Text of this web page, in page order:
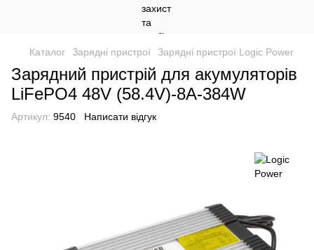
Каталог Зарядні пристрої Зарядні пристрої Logic Power
Зарядний пристрій для акумуляторів
LiFePO4 48V (58.4V)-8A-384W
Артикул: 9540 Написати відгук